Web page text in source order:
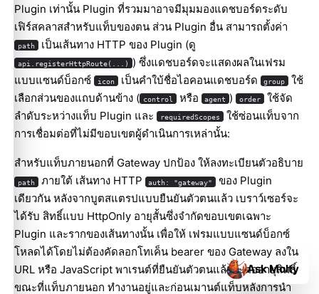
Plugin เท่านั้น Plugin ที่รวมมาอาจมีมุมมองแดชบอร์ดระดับ
เฟิร์สคลาสสำหรับแท็บของตน ส่วน Plugin อื่น สามารถตั้งค่า
path เป็นเส้นทาง HTTP ของ Plugin (ดู
api.registerHttpRoute(...) ) ซึ่งแดชบอร์ดจะแสดงผลในเฟรม
แบบแซนด์บ็อกซ์
icon เป็นคำใบ้ชื่อไอคอนแดชบอร์ด group
ใช้
เลือกส่วนของแถบด้านข้าง ( control หรือ agent ) order ใช้จัด
ลำดับระหว่างแท็บ Plugin และ
requiredScopes ใช้ซ่อนแท็บจาก
การเชื่อมต่อที่ไม่มีขอบเขตผู้ดำเนินการเหล่านั้น:
สำหรับแท็บภายนอกที่ Gateway ปกป้อง ให้ลงทะเบียนตัวอธิบาย
path ภายใต้ เส้นทาง HTTP auth: "gateway"
ของ Plugin
เดียวกัน หลังจากบูตสแตรปแบบยืนยันตัวตนแล้ว เบราว์เซอร์จะ
ได้รับ สิทธิ์แบบ HttpOnly อายุสั้นซึ่งจำกัดขอบเขตเฉพาะ
Plugin และรากของเส้นทางนั้น เพื่อให้ เฟรมแบบแซนด์บ็อกซ์
โหลดได้โดยไม่ต้องคัดลอกโทเค็น bearer ของ Gateway ลงใน
URL หรือ JavaScript พาเรนต์ที่ยืนยันตัวตนแล้วจะต่ออายุสิทธิ์
ขณะที่แท็บภายนอก ทำงานอยู่และก่อนเมานต์แท็บหลังการนำ
Ask Molty